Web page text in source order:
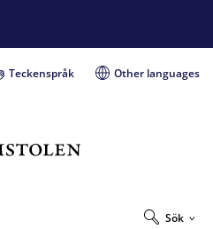
Teckenspråk Other languages
Sök